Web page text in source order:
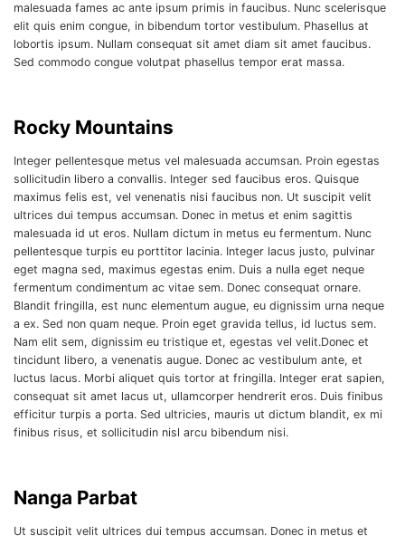
malesuada fames ac ante ipsum primis in faucibus. Nunc scelerisque
elit quis enim congue, in bibendum tortor vestibulum. Phasellus at
lobortis ipsum. Nullam consequat sit amet diam sit amet faucibus.
Sed commodo congue volutpat phasellus tempor erat massa.
Rocky Mountains
Integer pellentesque metus vel malesuada accumsan. Proin egestas
sollicitudin libero a convallis. Integer sed faucibus eros. Quisque
maximus felis est, vel venenatis nisi faucibus non. Ut suscipit velit
ultrices dui tempus accumsan. Donec in metus et enim sagittis
malesuada id ut eros. Nullam dictum in metus eu fermentum. Nunc
pellentesque turpis eu porttitor lacinia. Integer lacus justo, pulvinar
eget magna sed, maximus egestas enim. Duis a nulla eget neque
fermentum condimentum ac vitae sem. Donec consequat ornare.
Blandit fringilla, est nunc elementum augue, eu dignissim urna neque
a ex. Sed non quam neque. Proin eget gravida tellus, id luctus sem.
Nam elit sem, dignissim eu tristique et, egestas vel velit.Donec et
tincidunt libero, a venenatis augue. Donec ac vestibulum ante, et
luctus lacus. Morbi aliquet quis tortor at fringilla. Integer erat sapien,
consequat sit amet lacus ut, ullamcorper hendrerit eros. Duis finibus
efficitur turpis a porta. Sed ultricies, mauris ut dictum blandit, ex mi
finibus risus, et sollicitudin nisl arcu bibendum nisi.
Nanga Parbat
Ut suscipit velit ultrices dui tempus accumsan. Donec in metus et